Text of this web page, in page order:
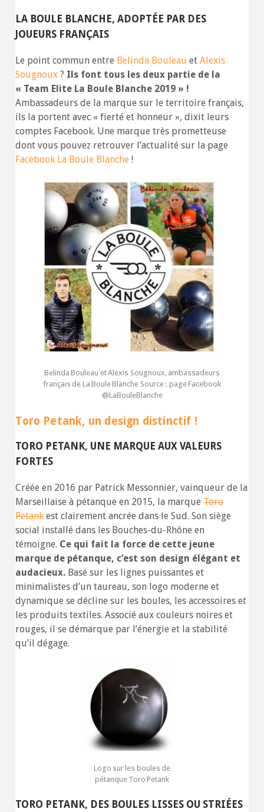
LA BOULE BLANCHE, ADOPTÉE PAR DES
JOUEURS FRANÇAIS
Le point commun entre Belinda Bouleau etAlexis
Sougnoux? Ils font tous les deux partie de la
« Team Elite La Boule Blanche 2019 » !
Ambassadeurs de la marque sur le territoire français,
ils la portent avec « fierté et honneur », dixit leurs
comptes Facebook. Une marque très prometteuse
dont vous pouvez retrouver l’actualité sur la page
Facebook La Boule Blanche !
Belinda Bouleau et Alexis Sougnoux, ambassadeurs
français de La Boule Blanche Source : page Facebook
@LaBouleBlanche
Toro Petank, un design distinctif !
TORO PETANK, UNE MARQUE AUX VALEURS
FORTES
Créée en 2016 par Patrick Messonnier, vainqueur de la
Marseillaise à pétanque en 2015, la marqueToro
Petankest clairement ancrée dans le Sud. Son siège
social installé dans les Bouches-du-Rhône en
témoigne. Ce qui fait la force de cette jeune
marque de pétanque, c’est son design élégant et
audacieux. Basé sur les lignes puissantes et
minimalistes d’un taureau, son logo moderne et
dynamique se décline sur les boules, les accessoires et
les produits textiles. Associé aux couleurs noires et
rouges, il se démarque par l’énergie et la stabilité
qu’il dégage.
Logo sur les boules de
pétanque Toro Petank
TORO PETANK, DES BOULES LISSES OU STRIÉES